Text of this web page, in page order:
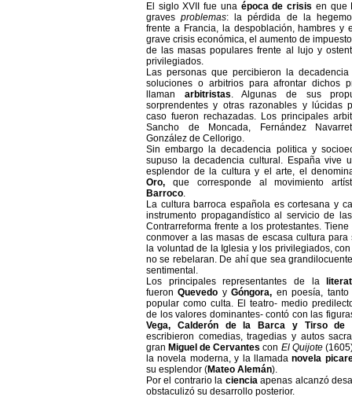
El siglo XVII fue una época de crisis en que
gravesproblemas: la pérdida de la
frente a Francia, la despoblación, hambres y
grave crisis económica, el aumento de
de las masas populares frente al lujo y
privilegiados.
Las personas que percibieron la
soluciones o arbitrios para afrontar dichos
llaman arbitristas. Algunas de sus
sorprendentes y otras razonables y lúcidas
caso fueron rechazadas. Los principales
Sancho de Moncada, Fernández
González de Cellorigo.
Sin embargo la decadencia politica y
supuso la decadencia cultural. España vive
esplendor de la cultura y el arte, el
Oro, que corresponde al
movimiento
Barroco.
La cultura barroca española es cortesana y
instrumento propagandístico al servicio de
Contrarreforma frente a los protestantes.
conmover a las masas de escasa cultura para
la voluntad de la Iglesia y los privilegiados,
no se rebelaran. De ahí que sea
sentimental.
Los principales representantes de la
fueronQuevedo yGóngora, en poesía,
popular como culta. El teatro- medio
de los valores dominantes- contó con las
Vega, Calderón de
la Barca y Tirso de
escribieron comedias, tragedias y autos
gran Miguel de Cervantes con El Quijote
la novela moderna, y la llamadanovela
su esplendor (Mateo Alemán).
Por el contrario la cienciaapenas alcanzó
obstaculizó su desarrollo posterior.